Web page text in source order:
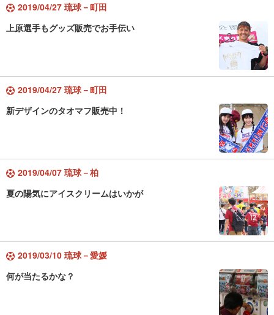
2019/04/27 琉球－町田
上原選手もグッズ販売でお手伝い
2019/04/27 琉球－町田
新デザインのタオマフ販売中！
2019/04/07 琉球－柏
夏の陽気にアイスクリームはいかが
2019/03/10 琉球－愛媛
何が当たるかな？